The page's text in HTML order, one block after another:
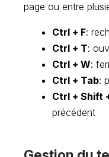
page ou entre
Ctrl + F:
Ctrl + T:
Ctrl + W:
Ctrl + Tab:
Ctrl + Shift
précédent